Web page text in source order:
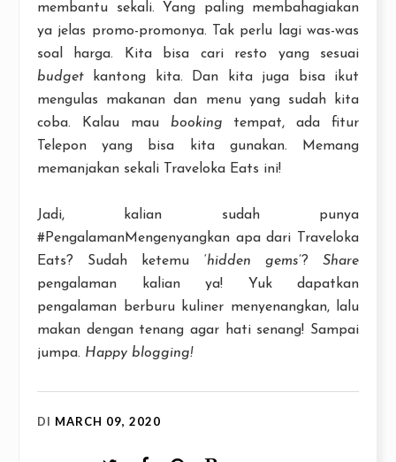
membantu sekali. Yang paling membahagiakan
ya jelas promo-promonya. Tak perlu lagi was-was
soal harga. Kita bisa cari resto yang sesuai
budget kantong kita. Dan kita juga bisa ikut
mengulas makanan dan menu yang sudah kita
coba. Kalau mau booking tempat, ada fitur
Telepon yang bisa kita gunakan. Memang
memanjakan sekali Traveloka Eats ini!
Jadi, kalian sudah punya
#PengalamanMengenyangkan apa dari Traveloka
Eats? Sudah ketemu ‘hidden gems’?Share
pengalaman kalian ya! Yuk dapatkan
pengalaman berburu kuliner menyenangkan, lalu
makan dengan tenang agar hati senang! Sampai
jumpa. Happy blogging!
DI MARCH 09, 2020